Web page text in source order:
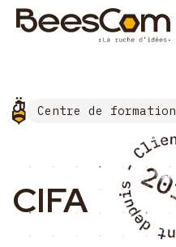
Centre de formation
CIFA